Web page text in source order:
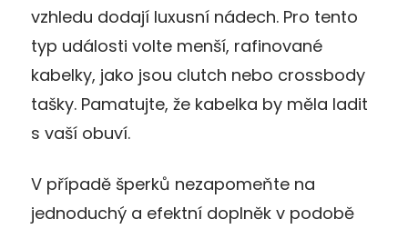
vzhledu dodají luxusní nádech. Pro tento
typ události volte menší, rafinované
kabelky, jako jsou clutch nebo crossbody
tašky. Pamatujte, že kabelka by měla ladit
s vaší obuví.
V případě šperků nezapomeňte na
jednoduchý a efektní doplněk v podobě